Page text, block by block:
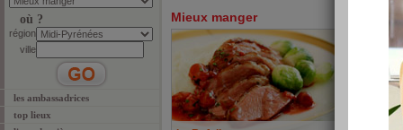
où ?
région
ville
les ambassadrices
top lieux
Mieux manger Se